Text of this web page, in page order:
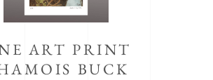
ART PRINT
BUCK